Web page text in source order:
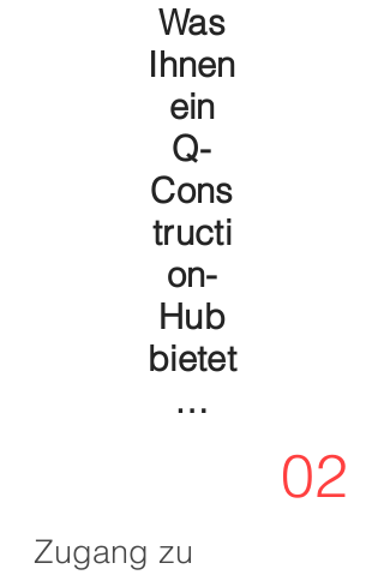
Was
Ihnen
ein
Q-
Cons
tructi
on-
Hub
bietet
…
02
Zugang zu